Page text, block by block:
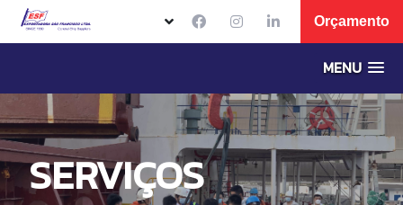
Orçamento
MENU
SERVIÇOS